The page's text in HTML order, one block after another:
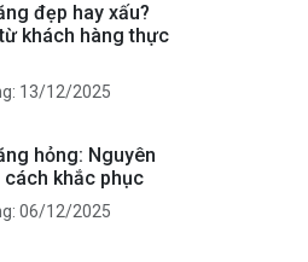
đẹp hay xấu?
khách hàng thực
13/12/2025
hỏng: Nguyên
cách khắc phục
06/12/2025